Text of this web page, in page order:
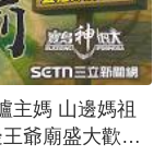
主媽 山邊媽祖
爺廟盛大歡